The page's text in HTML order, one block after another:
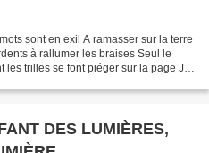
sont en exil A ramasser sur la terre
à rallumer les braises Seul le
trilles se font piéger sur la page Je
DES LUMIÈRES,